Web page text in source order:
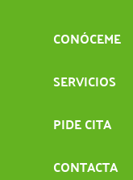
CONÓCEME
SERVICIOS
PIDE CITA
CONTACTA